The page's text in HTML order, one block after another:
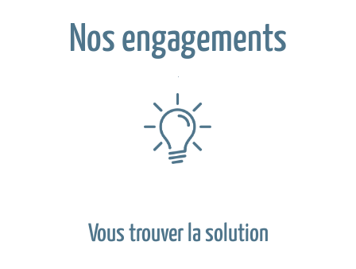
Nos engagements
Vous trouver la solution